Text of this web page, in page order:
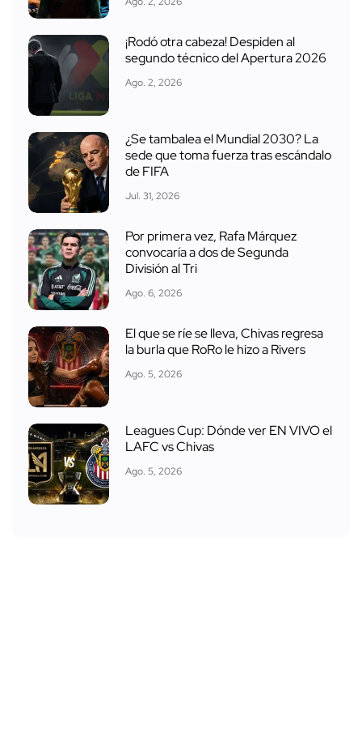
¡Rodó otra cabeza! Despiden al
segundo técnico del Apertura 2026
Ago. 2, 2026
¿Se tambalea el Mundial 2030? La
sede que toma fuerza tras escándalo
de FIFA
Jul. 31, 2026
Por primera vez, Rafa Márquez
convocaría a dos de Segunda
División al Tri
Ago. 6, 2026
El que se ríe se lleva, Chivas regresa
la burla que RoRo le hizo a Rivers
Ago. 5, 2026
Leagues Cup: Dónde ver EN VIVO el
LAFC vs Chivas
Ago. 5, 2026